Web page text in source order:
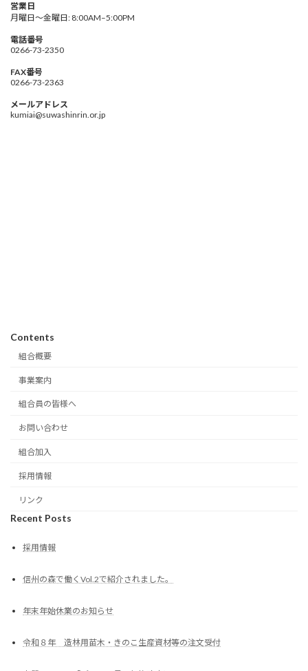
営業日
月曜日～金曜日: 8:00AM–5:00PM
電話番号
0266-73-2350
FAX番号
0266-73-2363
メールアドレス
kumiai@suwashinrin.or.jp
Contents
組合概要
事業案内
組合員の皆様へ
お問い合わせ
組合加入
採用情報
リンク
Recent Posts
採用情報
信州の森で働くVol.2で紹介されました。
年末年始休業のお知らせ
令和８年 造林用苗木・きのこ生産資材等の注文受付